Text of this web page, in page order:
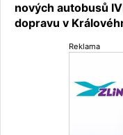
nových autobusů
dopravu v
Reklama